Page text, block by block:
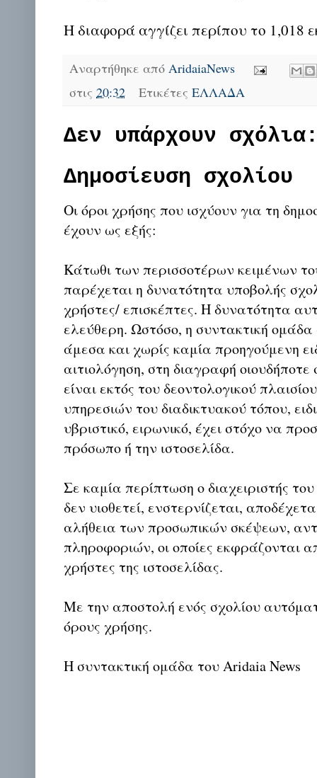
Η διαφορά αγγίζει περίπου το 1,018
Αναρτήθηκε από AridaiaNews
στις 20:32 ΕτικέτεςΕΛΛΑΔΑ
Δεν υπάρχουν
Δημοσίευση σχολίου
Οι όροι χρήσης που ισχύουν για τη
έχουν ως εξής:
Κάτωθι των περισσοτέρων κειμένων
παρέχεται η δυνατότητα υποβολής
χρήστες/ επισκέπτες. Η δυνατότητα
ελεύθερη. Ωστόσο, η συντακτική
άμεσα και χωρίς καμία προηγούμενη
αιτιολόγηση, στη διαγραφή οιουδήποτε
είναι εκτός του δεοντολογικού
υπηρεσιών του διαδικτυακού τόπου,
υβριστικό, ειρωνικό, έχει στόχο να
πρόσωπο ή την ιστοσελίδα.
Σε καμία περίπτωση ο διαχειριστής
δεν υιοθετεί, ενστερνίζεται,
αλήθεια των προσωπικών σκέψεων,
πληροφοριών, οι οποίες εκφράζονται
χρήστες της ιστοσελίδας.
Με την αποστολή ενός σχολίου
όρους χρήσης.
Η συντακτική ομάδα του Aridaia News